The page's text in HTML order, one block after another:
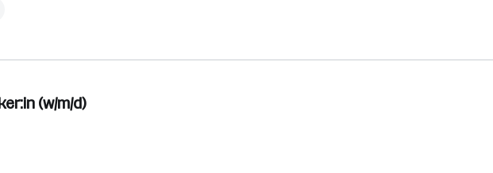
(w/m/d)